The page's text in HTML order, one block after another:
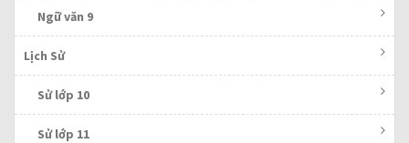
Ngữ văn 9
Lịch Sử
Sử lớp 10
Sử lớp 11